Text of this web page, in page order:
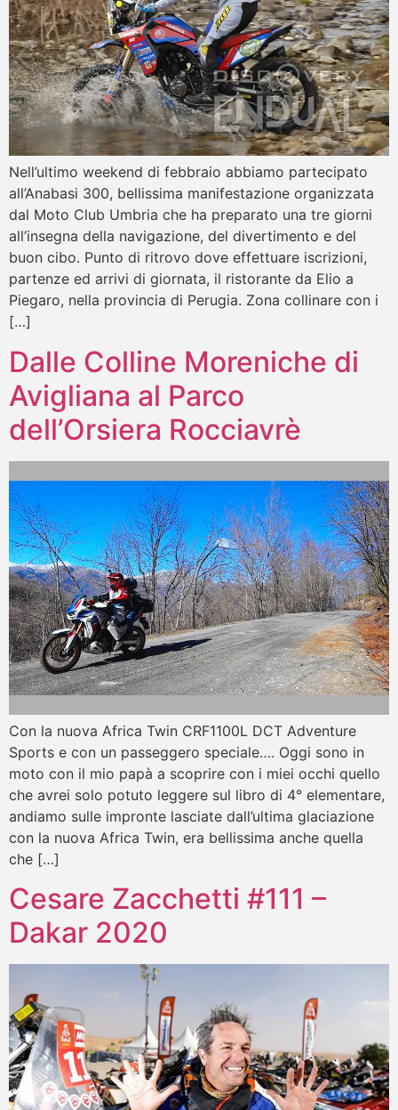
Nell’ultimo weekend di febbraio abbiamo partecipato
all’Anabasi 300, bellissima manifestazione organizzata
dal Moto Club Umbria che ha preparato una tre giorni
all’insegna della navigazione, del divertimento e del
buon cibo. Punto di ritrovo dove effettuare iscrizioni,
partenze ed arrivi di giornata, il ristorante da Elio a
Piegaro, nella provincia di Perugia. Zona collinare con i
[…]
Dalle Colline Moreniche di
Avigliana al Parco
dell’Orsiera Rocciavrè
Con la nuova Africa Twin CRF1100L DCT Adventure
Sports e con un passeggero speciale…. Oggi sono in
moto con il mio papà a scoprire con i miei occhi quello
che avrei solo potuto leggere sul libro di 4° elementare,
andiamo sulle impronte lasciate dall’ultima glaciazione
con la nuova Africa Twin, era bellissima anche quella
che […]
Cesare Zacchetti #111 –
Dakar 2020